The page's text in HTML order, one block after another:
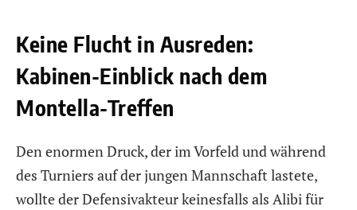
Keine Flucht in Ausreden:
Kabinen-Einblick nach dem
Montella-Treffen
Den enormen Druck, der im Vorfeld und während
des Turniers auf der jungen Mannschaft lastete,
wollte der Defensivakteur keinesfalls als Alibi für